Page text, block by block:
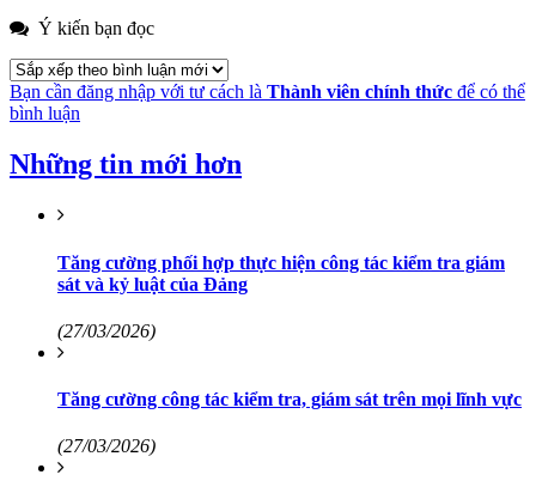
Ý kiến bạn đọc
Bạn cần đăng nhập với tư cách là Thành viên chính thức để có thể
bình luận
Những tin mới hơn
Tăng cường phối hợp thực hiện công tác kiểm tra giám
sát và kỷ luật của Đảng
(27/03/2026)
Tăng cường công tác kiểm tra, giám sát trên mọi lĩnh vực
(27/03/2026)